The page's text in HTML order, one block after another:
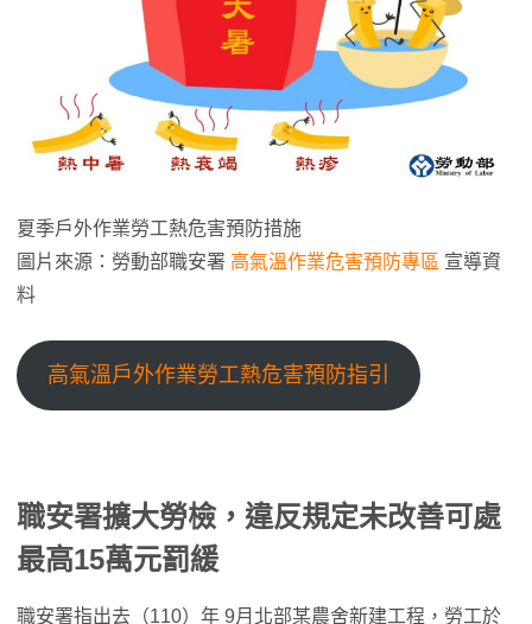
夏季戶外作業勞工熱危害預防措施
圖片來源：勞動部職安署 高氣溫作業危害預防專區 宣導資
料
高氣溫戶外作業勞工熱危害預防指引
職安署擴大勞檢，違反規定未改善可處
最高15萬元罰緩
職安署指出去（110）年 9月北部某農舍新建工程，勞工於